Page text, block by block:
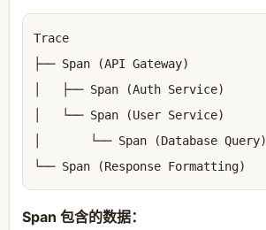
Trace
├── Span (API Gateway)
│   ├── Span (Auth Service)
│   └── Span (User Service)
│       └── Span (Database Query)
Span 包含的数据：